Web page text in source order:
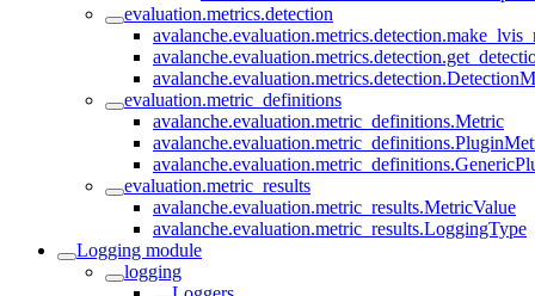
evaluation.metrics.detection
evaluation.metric_definitions
avalanche.evaluation.metric_definitions.Metric
evaluation.metric_results
avalanche.evaluation.metric_results.MetricValue
avalanche.evaluation.metric_results.LoggingType
Logging module
logging